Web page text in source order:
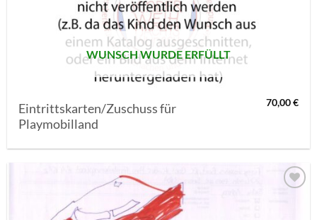
WUNSCH WURDE ERFÜLLT
Eintrittskarten/Zuschuss für
Playmobilland
70,00€